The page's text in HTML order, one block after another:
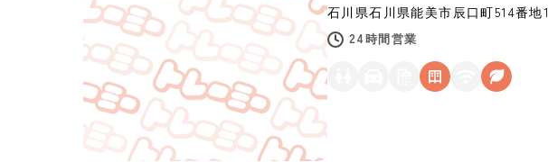
石川県石川県能美市辰口町514番地1
24時間営業